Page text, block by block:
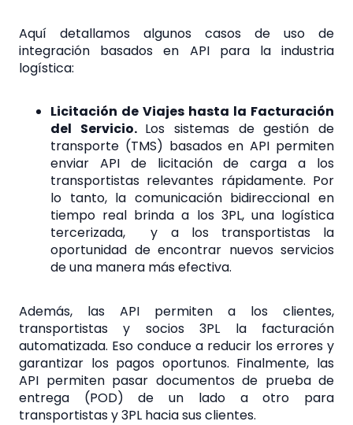
Aquí detallamos algunos casos de uso de
integración basados ​​en API para la industria
logística:
Licitación de Viajes hasta la Facturación
del Servicio. Los sistemas de gestión de
transporte (TMS) basados ​​en API permiten
enviar API de licitación de carga a los
transportistas relevantes rápidamente. Por
lo tanto, la comunicación bidireccional en
tiempo real brinda a los 3PL, una logística
tercerizada, y a los transportistas la
oportunidad de encontrar nuevos servicios
de una manera más efectiva.
Además, las API permiten a los clientes,
transportistas y socios 3PL la facturación
automatizada. Eso conduce a reducir los errores y
garantizar los pagos oportunos. Finalmente, las
API permiten pasar documentos de prueba de
entrega (POD) de un lado a otro para
transportistas y 3PL hacia sus clientes.